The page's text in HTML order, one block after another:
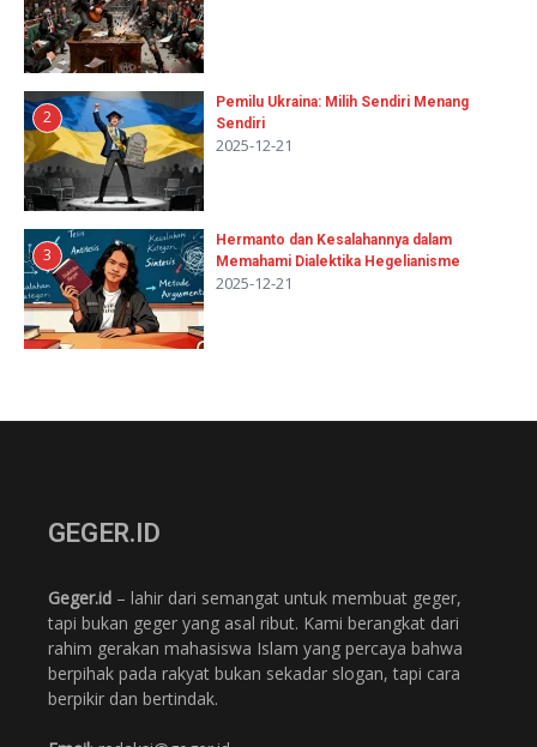
2
Pemilu Ukraina: Milih Sendiri Menang
Sendiri
2025-12-21
3
Hermanto dan Kesalahannya dalam
Memahami Dialektika Hegelianisme
2025-12-21
GEGER.ID
Geger.id – lahir dari semangat untuk membuat geger,
tapi bukan geger yang asal ribut. Kami berangkat dari
rahim gerakan mahasiswa Islam yang percaya bahwa
berpihak pada rakyat bukan sekadar slogan, tapi cara
berpikir dan bertindak.